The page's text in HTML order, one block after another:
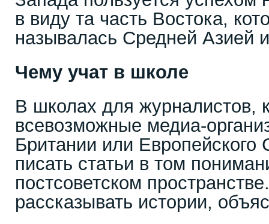
в виду та часть Востока,
называлась Средней Азией
Чему учат в школе
В школах для журналистов,
всевозможные медиа-
Британии или Европейского
писать статьи в том
постсоветском
рассказывать истории,